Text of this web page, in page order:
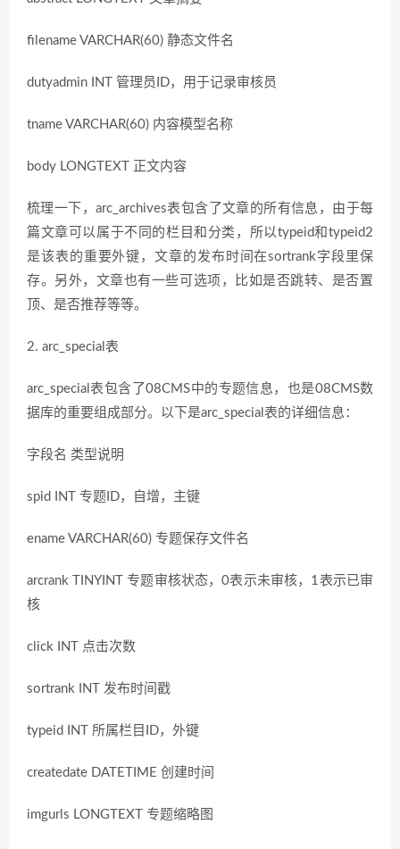
filename VARCHAR(60) 静态文件名
dutyadmin INT 管理员ID，用于记录审核员
tname VARCHAR(60) 内容模型名称
body LONGTEXT 正文内容
梳理一下，arc_archives表包含了文章的所有信息，由于每
篇文章可以属于不同的栏目和分类，所以typeid和typeid2
是该表的重要外键，文章的发布时间在sortrank字段里保
存。另外，文章也有一些可选项，比如是否跳转、是否置
顶、是否推荐等等。
2. arc_special表
arc_special表包含了08CMS中的专题信息，也是08CMS数
据库的重要组成部分。以下是arc_special表的详细信息：
字段名 类型说明
spid INT 专题ID，自增，主键
ename VARCHAR(60) 专题保存文件名
arcrank TINYINT 专题审核状态，0表示未审核，1表示已审
核
click INT 点击次数
sortrank INT 发布时间戳
typeid INT 所属栏目ID，外键
createdate DATETIME 创建时间
imgurls LONGTEXT 专题缩略图